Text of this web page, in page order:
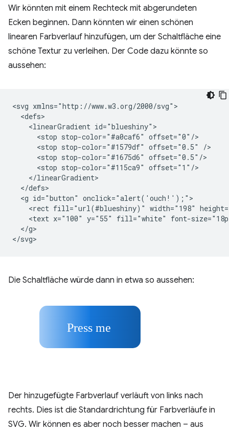
Wir könnten mit einem Rechteck mit abgerundeten
Ecken beginnen. Dann könnten wir einen schönen
linearen Farbverlauf hinzufügen, um der Schaltfläche eine
schöne Textur zu verleihen. Der Code dazu könnte so
aussehen:
<svg xmlns="http://www.w3.org/2000/svg">
  <defs>
    <linearGradient id="blueshiny">
      <stop stop-color="#a0caf6" offset="0"/>
      <stop stop-color="#1579df" offset="0.5" />
      <stop stop-color="#1675d6" offset="0.5"/>
      <stop stop-color="#115ca9" offset="1"/>
    </linearGradient>
  </defs>
  <g id="button" onclick="alert('ouch!');">
<rect fill="url(#blueshiny)" width="198"
<text x="100" y="55" fill="white" font-
  </g>
Die Schaltfläche würde dann in etwa so aussehen:
Der hinzugefügte Farbverlauf verläuft von links nach
rechts. Dies ist die Standardrichtung für Farbverläufe in
SVG. Wir können es aber noch besser machen – aus